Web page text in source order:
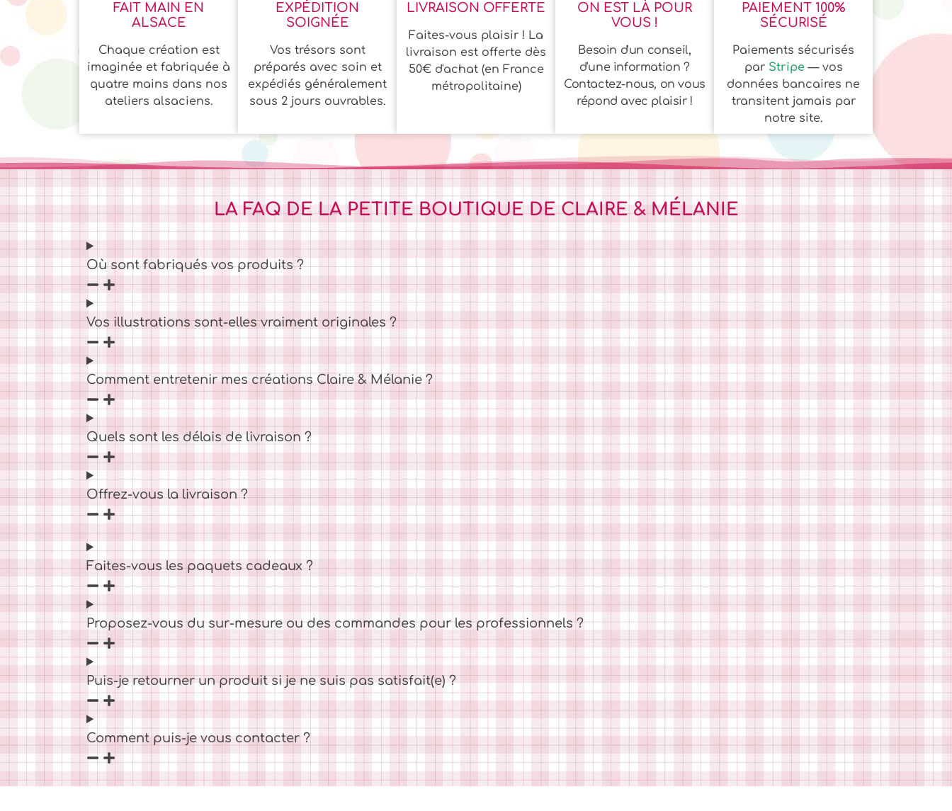
FAIT MAIN EN
ALSACE
Chaque création est
imaginée et fabriquée à
quatre mains dans nos
ateliers alsaciens.
EXPÉDITION
SOIGNÉE
Vos trésors sont
préparés avec soin et
expédiés généralement
sous 2 jours ouvrables.
LIVRAISON OFFERTE
Faites-vous plaisir ! La
livraison est offerte dès
50€ d'achat (en France
métropolitaine)
ON EST LÀ POUR
VOUS !
Besoin d'un conseil,
d'une information ?
Contactez-nous, on vous
répond avec plaisir !
PAIEMENT 100%
SÉCURISÉ
Paiements sécurisés
par Stripe— vos
données bancaires ne
transitent jamais par
notre site.
LA FAQ DE LA PETITE BOUTIQUE DE CLAIRE & MÉLANIE
Où sont fabriqués vos produits ?
Vos illustrations sont-elles vraiment originales ?
Comment entretenir mes créations Claire & Mélanie ?
Quels sont les délais de livraison ?
Offrez-vous la livraison ?
Faites-vous les paquets cadeaux ?
Proposez-vous du sur-mesure ou des commandes pour les professionnels ?
Puis-je retourner un produit si je ne suis pas satisfait(e) ?
Comment puis-je vous contacter ?